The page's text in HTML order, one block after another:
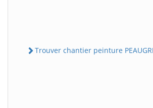
Trouver chantier peinture